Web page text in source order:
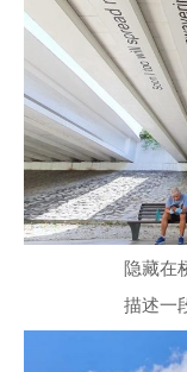
隐藏在
描述一